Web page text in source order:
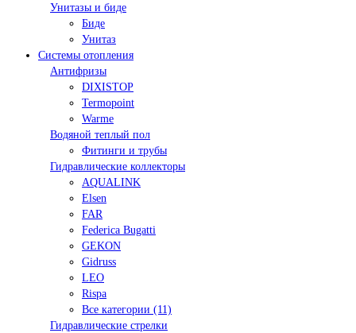
Унитазы и биде
Биде
Унитаз
Системы отопления
Антифризы
DIXISTOP
Termopoint
Warme
Водяной теплый пол
Фитинги и трубы
Гидравлические коллекторы
AQUALINK
Elsen
FAR
Federica Bugatti
GEKON
Gidruss
LEO
Rispa
Все категории (11)
Гидравлические стрелки